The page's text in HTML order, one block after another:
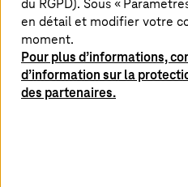
Rendre les données
Le podcast ne traite donc
s’agissait avant tout
numériques, simulation
contrôle qualité, optimisation
du RGPD). Sous «
en détail et modifier votre
moment.
Pour plus d’informations,
d’information sur la
des partenaires.